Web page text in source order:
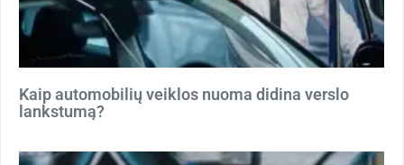
Kaip automobilių veiklos nuoma didina verslo
lankstumą?